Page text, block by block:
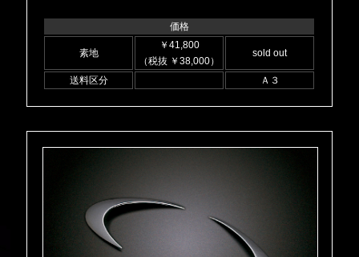
価格
素地
￥41,800
（税抜 ￥38,000）
sold out
送料区分 Ａ３